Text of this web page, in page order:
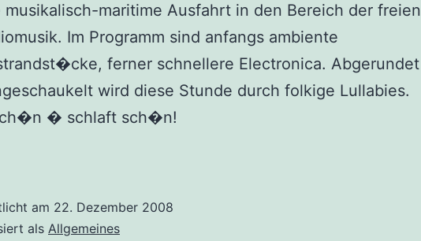
musikalisch-maritime Ausfahrt in den Bereich der freien
Im Programm sind anfangs ambiente
ferner schnellere Electronica. Abgerundet
wird diese Stunde durch folkige Lullabies.
� schlaft sch�n!
am 22. Dezember 2008
als Allgemeines